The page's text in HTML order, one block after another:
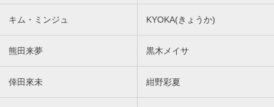
キム・ミンジュ KYOKA(きょうか)
熊田来夢 黒木メイサ
倖田來未 紺野彩夏